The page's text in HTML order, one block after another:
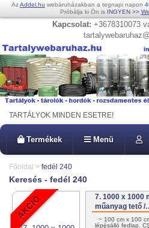
AzAddel.hu webáruházakban a tegnapi napon
Próbálja ki Ön is INGYEN >>
Kapcsolat: +3678310073
TARTÁLYOK MINDEN ESETRE!
Termékek Menü
Főoldal > fedél 240
Keresés - fedél 240
7. 1000 x 1000
műanyag tető /
~ 100 cm x 100
lépésálló fedlap.